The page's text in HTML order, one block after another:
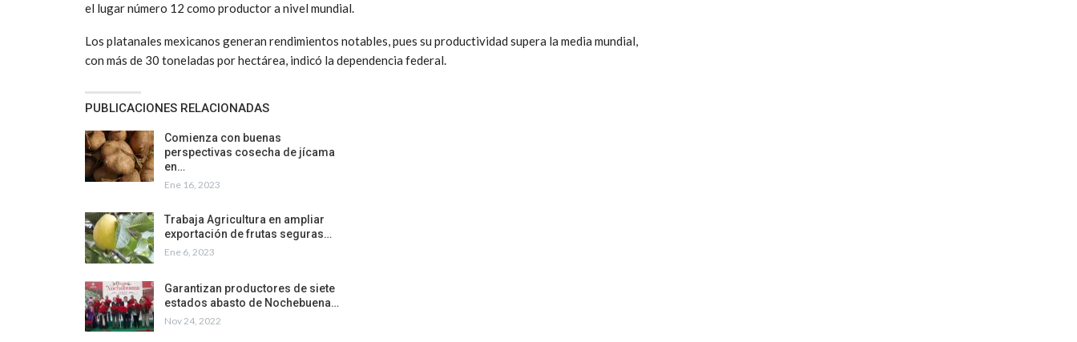
el lugar número 12 como productor a nivel mundial.
Los platanales mexicanos generan rendimientos notables, pues su productividad supera la media mundial,
con más de 30 toneladas por hectárea, indicó la dependencia federal.
PUBLICACIONES RELACIONADAS
Comienza con buenas
perspectivas cosecha de jícama
en…
Ene 16, 2023
Trabaja Agricultura en ampliar
exportación de frutas seguras…
Ene 6, 2023
Garantizan productores de siete
estados abasto de Nochebuena…
Nov 24, 2022